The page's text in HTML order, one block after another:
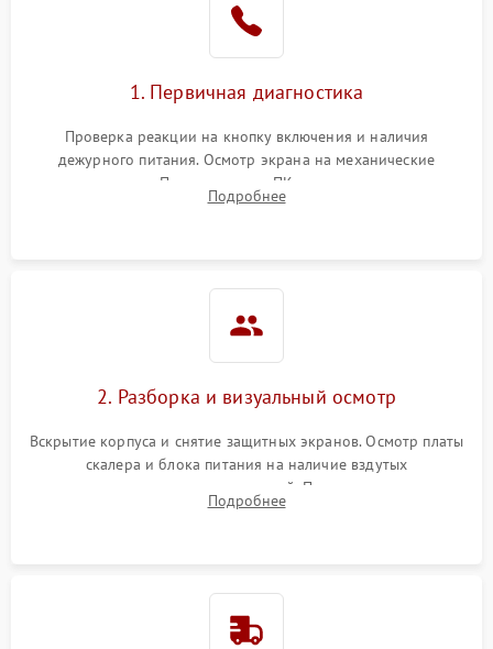
1000 ₽
Поломка системы
автоматического
1000 ₽ Подробнее →
Неисправность системы
1000 ₽
защиты от замыкания
1000 ₽ Подробнее →
1000 ₽
1. Первичная диагностика
Проверка реакции на кнопку включения и наличия
дежурного питания. Осмотр экрана на механические
повреждения. Подключение к ПК для оценки вывода
изображения, работы подсветки и выявления артефактов на
Подробнее
2. Разборка и визуальный осмотр
Вскрытие корпуса и снятие защитных экранов. Осмотр платы
скалера и блока питания на наличие вздутых
конденсаторов, прогаров, окислений. Проверка надежности
контактов и целостности шлейфов матрицы.
Подробнее